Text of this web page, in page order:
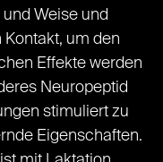
Weise und
um den
Effekte werden
Neuropeptid
stimuliert zu
Eigenschaften.